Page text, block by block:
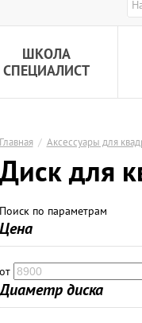
ШКОЛА
СПЕЦИАЛИСТ
Главная / Аксессуары для
Диск для
Поиск по параметрам
Цена
от
диска